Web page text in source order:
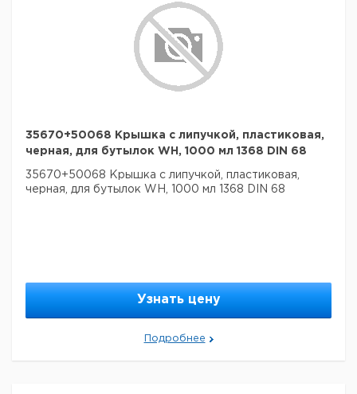
35670+50068 Крышка с липучкой, пластиковая,
черная, для бутылок WH, 1000 мл 1368 DIN 68
35670+50068 Крышка с липучкой, пластиковая,
черная, для бутылок WH, 1000 мл 1368 DIN 68
Узнать цену
Подробнее